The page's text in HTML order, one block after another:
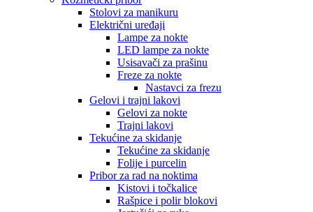
Stolovi za manikuru
Električni uređaji
Lampe za nokte
LED lampe za nokte
Usisavači za prašinu
Freze za nokte
Nastavci za frezu
Gelovi i trajni lakovi
Gelovi za nokte
Trajni lakovi
Tekućine za skidanje
Tekućine za skidanje
Folije i purcelin
Pribor za rad na noktima
Kistovi i točkalice
Rašpice i polir blokovi